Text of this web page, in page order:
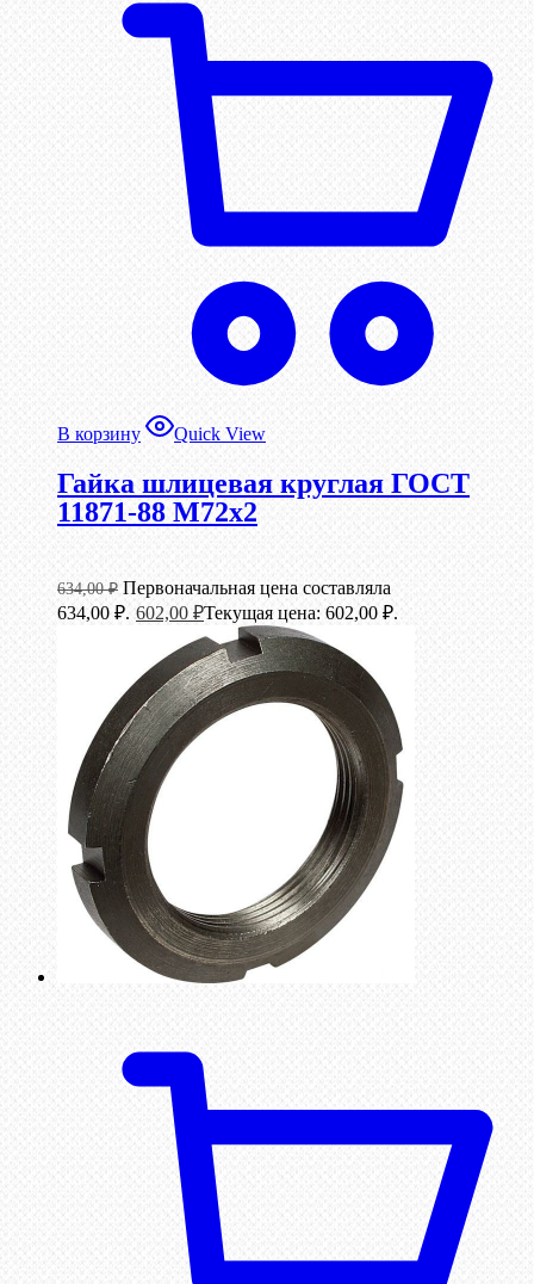
В корзину Quick View
Гайка шлицевая круглая ГОСТ
11871-88 М72х2
634,00₽ Первоначальная цена составляла
634,00 ₽. 602,00 ₽Текущая цена: 602,00 ₽.